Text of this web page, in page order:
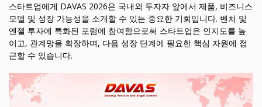
스타트업에게 DAVAS 2026은 국내외 투자자 앞에서 제품, 비즈니스
모델 및 성장 가능성을 소개할 수 있는 중요한 기회입니다. 벤처 및
엔젤 투자에 특화된 포럼에 참여함으로써 스타트업은 인지도를 높
이고, 관계망을 확장하며, 다음 성장 단계에 필요한 핵심 자원에 접
근할 수 있습니다.